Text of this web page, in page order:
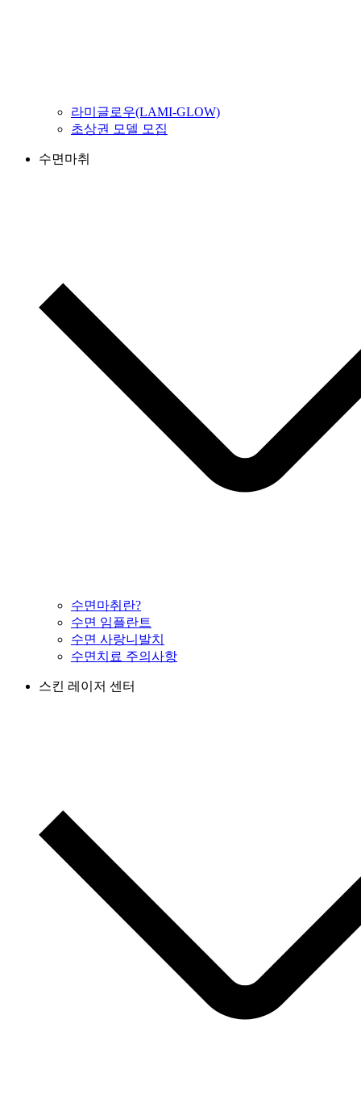
라미글로우(LAMI-GLOW)
초상권 모델 모집
수면마취
수면마취란?
수면 임플란트
수면 사랑니발치
수면치료 주의사항
스킨 레이저 센터